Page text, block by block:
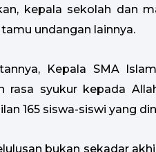
kepala sekolah dan
undangan lainnya.
Kepala SMA
rasa syukur kepada
165 siswa-siswi yang
bukan sekadar